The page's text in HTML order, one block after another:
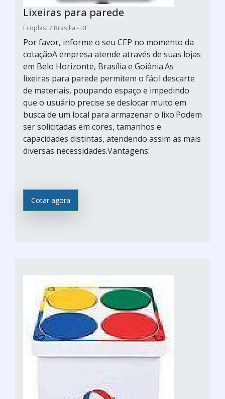
Lixeiras para parede
Ecoplast / Brasilia - DF
Por favor, informe o seu CEP no momento da
cotaçãoA empresa atende através de suas lojas
em Belo Horizonte, Brasília e Goiânia.As
lixeiras para parede permitem o fácil descarte
de materiais, poupando espaço e impedindo
que o usuário precise se deslocar muito em
busca de um local para armazenar o lixo.Podem
ser solicitadas em cores, tamanhos e
capacidades distintas, atendendo assim as mais
diversas necessidades.Vantagens:
Cotar agora